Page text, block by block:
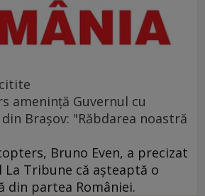
amenință Guvernul cu
Brașov: "Răbdarea noastră
Bruno Even, a precizat
Tribune că aşteaptă o
din partea României.